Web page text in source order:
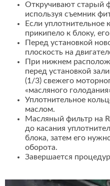
Откручивают старый
используя съемник
Если уплотнительное
прикипело к блоку,
Перед установкой
плоскость на
При нижнем
перед установкой
(1/3) свежего
«масляного
Уплотнительное
маслом.
Масляный фильтр на
до касания
блока, затем его
оборота.
Завершается